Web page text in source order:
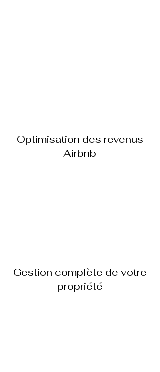
Optimisation des revenus
Airbnb
Gestion complète de votre
propriété